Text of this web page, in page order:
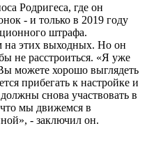
Родригеса, где он
- и только в 2019 году
штрафа.
на этих выходных. Но он
не расстроиться. «Я уже
можете хорошо выглядеть
прибегать к настройке и
снова участвовать в
что мы движемся в
- заключил он.